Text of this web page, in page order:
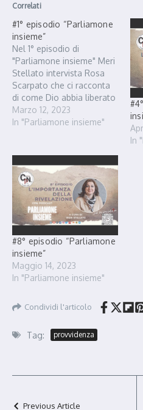
Correlati
#1° episodio “Parliamone
insieme”
Nel 1° episodio di
"Parliamone insieme" Meri
Stellato intervista Rosa
Scarpato che ci racconta
di come Dio abbia liberato
la sua vita nel momento
del bisogno e abbia
Marzo 12, 2023
In "Parliamone insieme"
In
#8° episodio “Parliamone
insieme”
Maggio 14, 2023
In "Parliamone insieme"
Condividi l'articolo
Tag: provvidenza
Previous Article